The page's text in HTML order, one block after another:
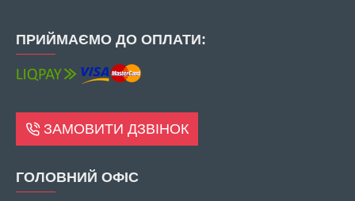
ПРИЙМАЄМО ДО ОПЛАТИ:
ЗАМОВИТИ ДЗВІНОК
ГОЛОВНИЙ ОФІС